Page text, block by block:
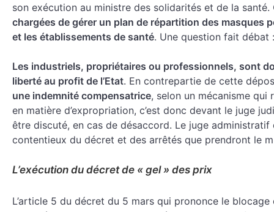
son exécution au ministre des solidarités et de la santé.
chargées de gérer un plan de répartition des masques
et les établissements de santé. Une question fait débat
Les industriels, propriétaires ou professionnels, sont
liberté au profit de l’Etat. En contrepartie de cette
une indemnité compensatrice, selon un mécanisme qui
en matière d’expropriation, c’est donc devant le juge
être discuté, en cas de désaccord. Le juge
contentieux du décret et des arrêtés que prendront le
L’exécution du décret de « gel » des prix
L’article 5 du décret du 5 mars qui prononce le